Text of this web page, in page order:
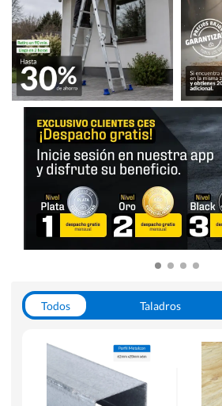
Todos Taladros
Herramientas Manuales